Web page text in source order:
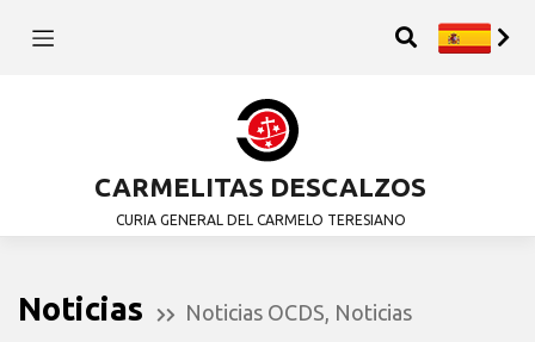
CARMELITAS DESCALZOS
CURIA GENERAL DEL CARMELO TERESIANO
Noticias Noticias OCDS Noticias